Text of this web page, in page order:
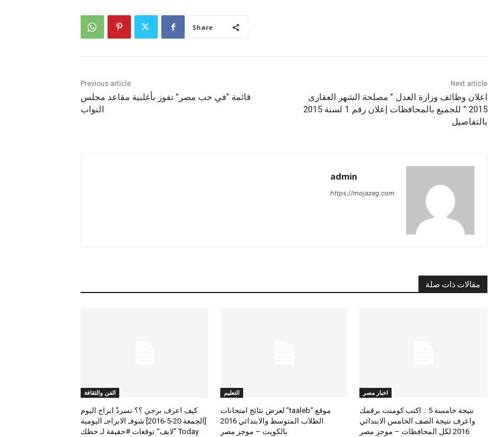
Share
Previous article
قائمة “في حب مصر” تفوز بأغلبية مقاعد مجلس
النواب
Next article
اعلان وظائف وزارة العدل ” مصلحة الشهر العقارى
2015 ” للجميع بالمحافظات إعلان رقم 1 لسنة 2015
بالتفاصيل
admin
https://mojazeg.com
مقالات ذات صلة
اخبار مصر
نتيجة خامسة 5 .. اكتب كومنت برقمك
واعرف نتيجة الصف الخامس الابتدائي
2016 لكل المحافظات – موجز مصر
التعليم
موقع “taaleb” لعرض نتائج امتحانات
الطلاب المتوسط والابتدائي 2016
بالكويت – موجز مصر
الفن والثقافة
كيف اعرف برجي ؟؟ نسردْ ابراج اليوم
[الجمعة 20-5-2016] شوفـ الابراجـ اليومية
Today ”لايف“ توقعات #حقيقة لـ حظك